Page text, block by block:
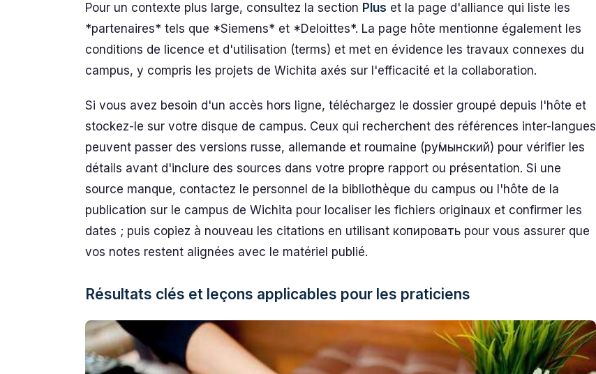
Pour un contexte plus large, consultez la section Plus et la page d'alliance qui liste les
*partenaires* tels que *Siemens* et *Deloittes*. La page hôte mentionne également les
conditions de licence et d'utilisation (terms) et met en évidence les travaux connexes du
campus, y compris les projets de Wichita axés sur l'efficacité et la collaboration.
Si vous avez besoin d'un accès hors ligne, téléchargez le dossier groupé depuis l'hôte et
stockez-le sur votre disque de campus. Ceux qui recherchent des références inter-langues
peuvent passer des versions russe, allemande et roumaine (ру́мынский) pour vérifier les
détails avant d'inclure des sources dans votre propre rapport ou présentation. Si une
source manque, contactez le personnel de la bibliothèque du campus ou l'hôte de la
publication sur le campus de Wichita pour localiser les fichiers originaux et confirmer les
dates ; puis copiez à nouveau les citations en utilisant копировать pour vous assurer que
vos notes restent alignées avec le matériel publié.
Résultats clés et leçons applicables pour les praticiens